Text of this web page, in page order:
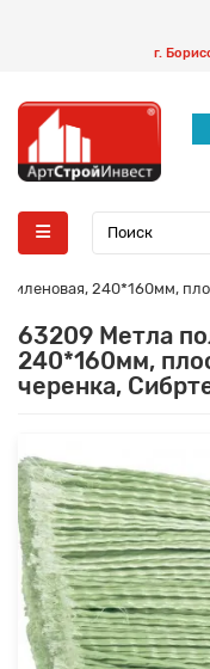
г.
240*160мм,
63209 Метла
240*160мм,
черенка,